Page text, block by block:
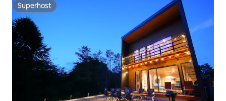
Superhost
Superhost